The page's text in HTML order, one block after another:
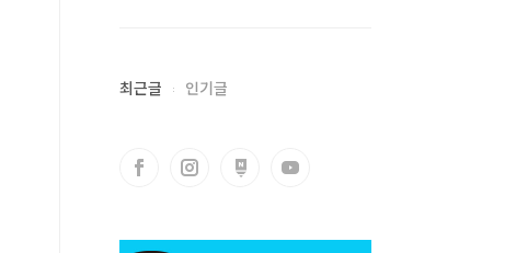
최근글 인기글